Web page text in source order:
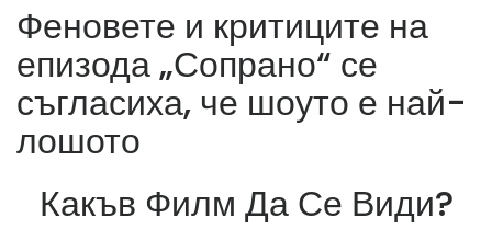
Феновете и критиците на
епизода „Сопрано“ се
съгласиха, че шоуто е най-
лошото
Какъв Филм Да Се Види?